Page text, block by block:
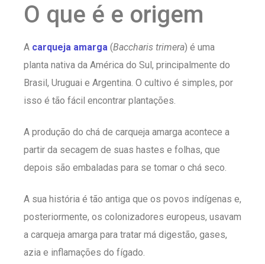
O que é e origem
A carqueja amarga (Baccharis trimera) é uma
planta nativa da América do Sul, principalmente do
Brasil, Uruguai e Argentina. O cultivo é simples, por
isso é tão fácil encontrar plantações.
A produção do chá de carqueja amarga acontece a
partir da secagem de suas hastes e folhas, que
depois são embaladas para se tomar o chá seco.
A sua história é tão antiga que os povos indígenas e,
posteriormente, os colonizadores europeus, usavam
a carqueja amarga para tratar má digestão, gases,
azia e inflamações do fígado.